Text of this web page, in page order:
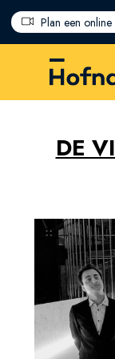
Overslaan en naar de
Plan een
DE